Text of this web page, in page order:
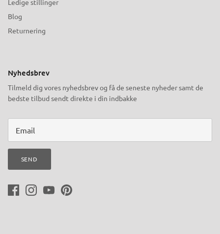
Ledige stillinger
Blog
Returnering
Nyhedsbrev
Tilmeld dig vores nyhedsbrev og få de seneste nyheder samt de
bedste tilbud sendt direkte i din indbakke
SEND